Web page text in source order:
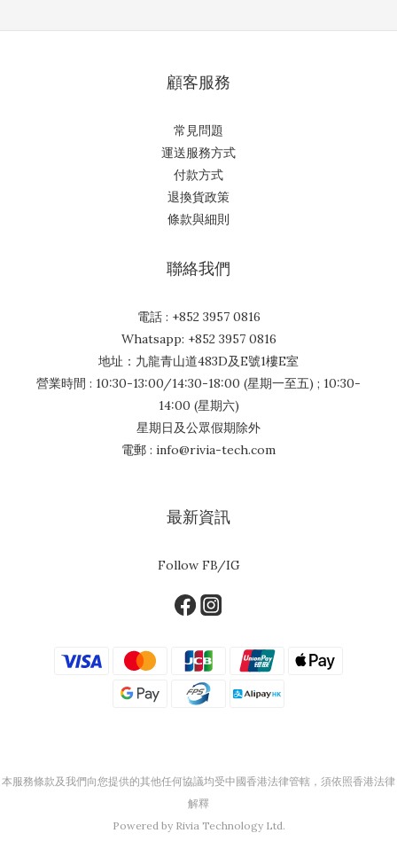
顧客服務
常見問題
運送服務方式
付款方式
退換貨政策
條款與細則
聯絡我們
電話 : +852 3957 0816
Whatsapp: +852 3957 0816
地址：九龍青山道483D及E號1樓E室
營業時間 : 10:30-13:00/14:30-18:00 (星期一至五) ; 10:30-
14:00 (星期六)
星期日及公眾假期除外
電郵 : info@rivia-tech.com
最新資訊
Follow FB/IG
本服務條款及我們向您提供的其他任何協議均受中國香港法律管轄，須依照香港法律
解釋
Powered by Rivia Technology Ltd.